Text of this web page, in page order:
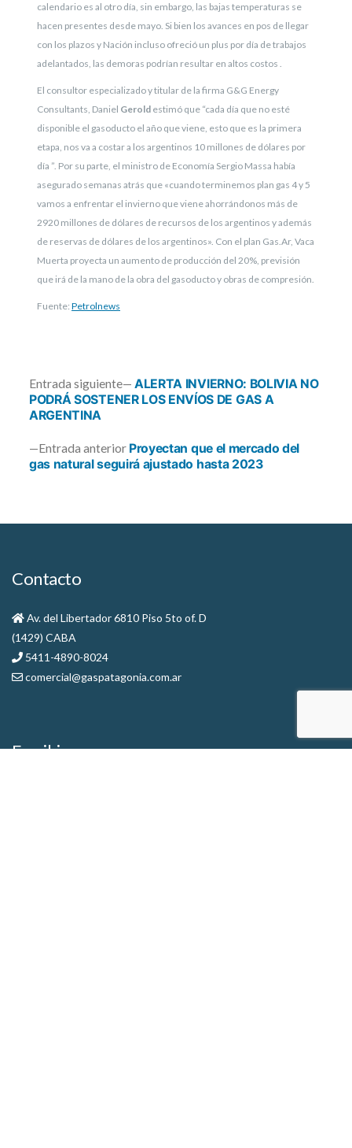
calendario es al otro día, sin embargo, las bajas temperaturas se
hacen presentes desde mayo. Si bien los avances en pos de llegar
con los plazos y Nación incluso ofreció un plus por día de trabajos
adelantados, las demoras podrían resultar en altos costos .
El consultor especializado y titular de la firma G&G Energy
Consultants, Daniel Gerold estimó que “cada día que no esté
disponible el gasoducto el año que viene, esto que es la primera
etapa, nos va a costar a los argentinos 10 millones de dólares por
día ”. Por su parte, el ministro de Economía Sergio Massa había
asegurado semanas atrás que «cuando terminemos plan gas 4 y 5
vamos a enfrentar el invierno que viene ahorrándonos más de
2920 millones de dólares de recursos de los argentinos y además
de reservas de dólares de los argentinos». Con el plan Gas.Ar, Vaca
Muerta proyecta un aumento de producción del 20%, previsión
que irá de la mano de la obra del gasoducto y obras de compresión.
Fuente: Petrolnews
Navegación
de Entrada anterior Entrada
anterior:
Proyectan que el mercado del
gas natural seguirá ajustado hasta 2023
Entrada siguiente
Entrada
siguiente:
ALERTA INVIERNO: BOLIVIA NO
PODRÁ SOSTENER LOS ENVÍOS DE GAS A
ARGENTINA
Contacto
Av. del Libertador 6810 Piso 5to of. D
(1429) CABA
5411-4890-8024
comercial@gaspatagonia.com.ar
Escribinos